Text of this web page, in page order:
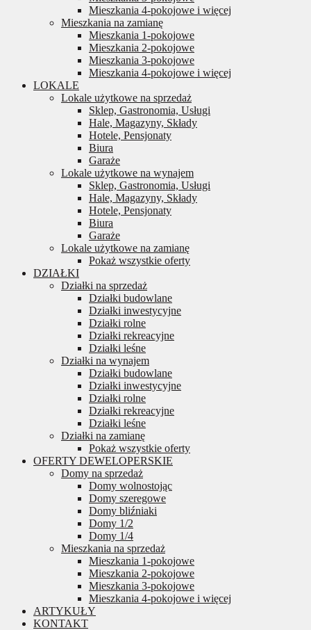
Mieszkania 4-pokojowe i więcej
Mieszkania na zamianę
Mieszkania 1-pokojowe
Mieszkania 2-pokojowe
Mieszkania 3-pokojowe
Mieszkania 4-pokojowe i więcej
LOKALE
Lokale użytkowe na sprzedaż
Sklep, Gastronomia, Usługi
Hale, Magazyny, Składy
Hotele, Pensjonaty
Biura
Garaże
Lokale użytkowe na wynajem
Sklep, Gastronomia, Usługi
Hale, Magazyny, Składy
Hotele, Pensjonaty
Biura
Garaże
Lokale użytkowe na zamianę
Pokaż wszystkie oferty
DZIAŁKI
Działki na sprzedaż
Działki budowlane
Działki inwestycyjne
Działki rolne
Działki rekreacyjne
Działki leśne
Działki na wynajem
Działki budowlane
Działki inwestycyjne
Działki rolne
Działki rekreacyjne
Działki leśne
Działki na zamianę
Pokaż wszystkie oferty
OFERTY DEWELOPERSKIE
Domy na sprzedaż
Domy wolnostojąc
Domy szeregowe
Domy bliźniaki
Domy 1/2
Domy 1/4
Mieszkania na sprzedaż
Mieszkania 1-pokojowe
Mieszkania 2-pokojowe
Mieszkania 3-pokojowe
Mieszkania 4-pokojowe i więcej
ARTYKUŁY
KONTAKT